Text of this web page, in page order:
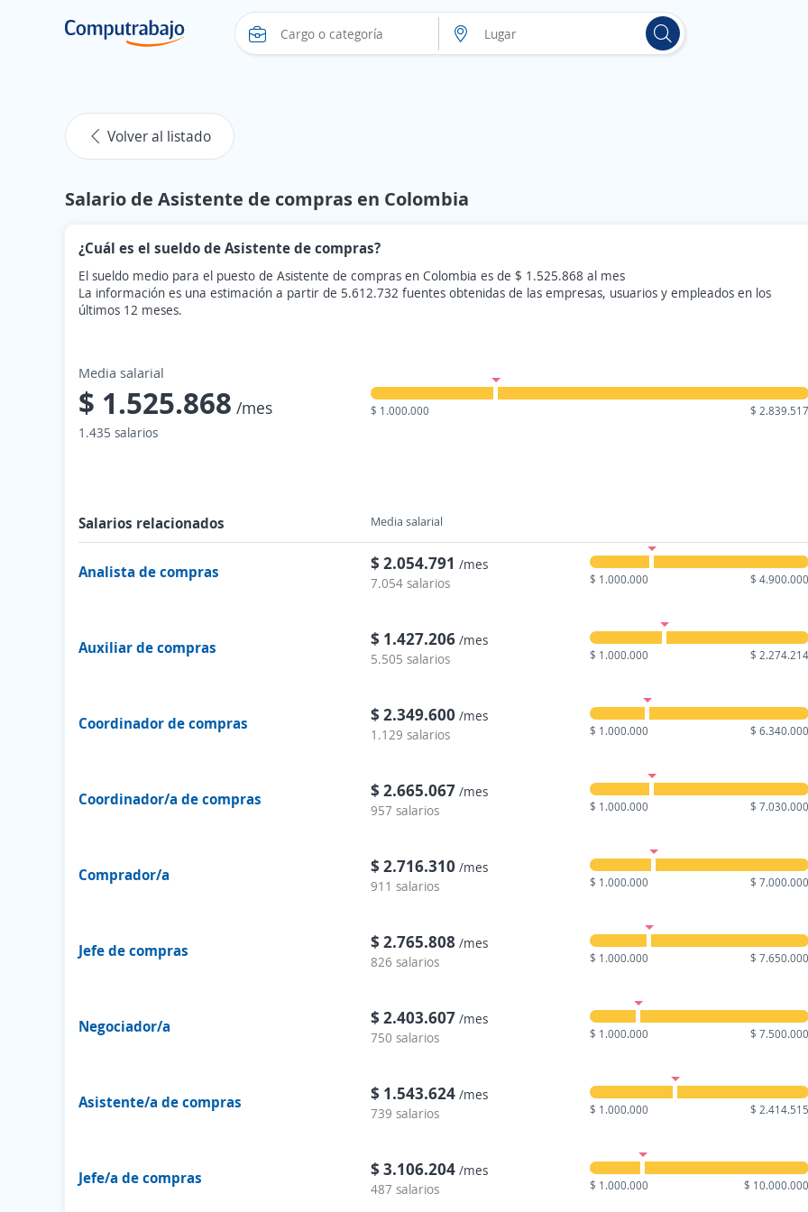
Volver al listado
Salario de Asistente de compras en Colombia
¿Cuál es el sueldo de Asistente de compras?
El sueldo medio para el puesto de Asistente de compras en Colombia es de $ 1.525.868 al mes
La información es una estimación a partir de 5.612.732 fuentes obtenidas de las empresas, usuarios y empleados en los
últimos 12 meses.
Media salarial
$ 1.525.868 /mes
1.435 salarios
$ 1.000.000 $ 2.839.517
Salarios relacionados Media salarial
Analista de compras $ 2.054.791 /mes
7.054 salarios
$ 1.000.000 $ 4.900.000
Auxiliar de compras $ 1.427.206 /mes
5.505 salarios
$ 1.000.000 $ 2.274.214
Coordinador de compras $ 2.349.600 /mes
1.129 salarios
$ 1.000.000 $ 6.340.000
Coordinador/a de compras $ 2.665.067 /mes
957 salarios
$ 1.000.000 $ 7.030.000
Comprador/a $ 2.716.310 /mes
911 salarios
$ 1.000.000 $ 7.000.000
Jefe de compras $ 2.765.808 /mes
826 salarios
$ 1.000.000 $ 7.650.000
Negociador/a $ 2.403.607 /mes
750 salarios
$ 1.000.000 $ 7.500.000
Asistente/a de compras $ 1.543.624 /mes
739 salarios
$ 1.000.000 $ 2.414.515
Jefe/a de compras $ 3.106.204 /mes
487 salarios
$ 1.000.000 $ 10.000.000